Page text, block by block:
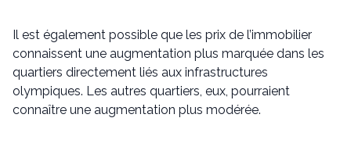
Il est également possible que les prix de l’immobilier
connaissent une augmentation plus marquée dans les
quartiers directement liés aux infrastructures
olympiques. Les autres quartiers, eux, pourraient
connaître une augmentation plus modérée.